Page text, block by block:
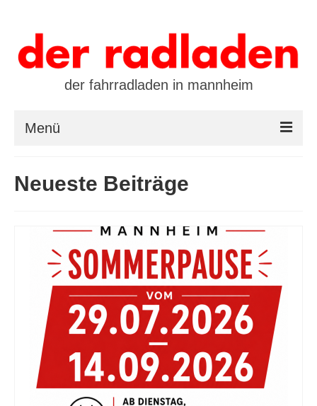
der fahrradladen in mannheim
Menü
öffnungszeiten / kontakt
leasing / finanzierung
preistool
kalender
specials
tout terrain pamir / appia / belair / divide
urban arrow familynext pro / 2026 / 100nm
Neueste Beiträge